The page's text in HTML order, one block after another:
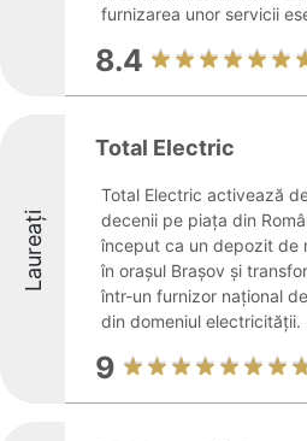
furnizarea unor servicii
8.4
Laureați
Total Electric
Total Electric activează
decenii pe piața din
început ca un depozit de
în orașul Brașov și
într-un furnizor național
din domeniul electricității.
9